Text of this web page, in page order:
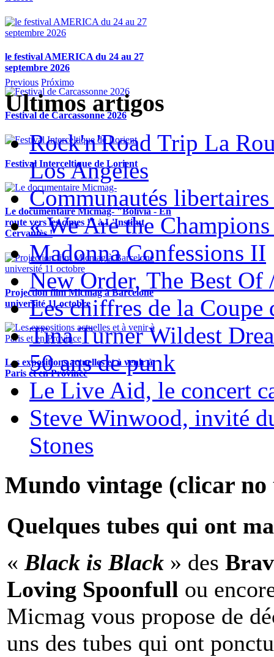
le festival AMERICA du 24 au 27
septembre 2026
Festival de Carcassonne 2026
Festival Interceltique de Lorient
Le documentaire Micmag- "Bolivia - En
route vers les cimes !" à L'Institut
Cervantès !
Projection film Micmag à Barcelone
université 11 octobre
Les expositions actuelles et à venir à
Paris et en Province
Previous Próximo
Ultimos artigos
Rock'n'Road Trip La
Los Angeles
Communautés libertaires
« We Are the
Madonna Confessions II
New Order, The Best Of
Les chiffres de la Coupe
Tina Turner Wildest
50 ans de punk
Le Live Aid, le concert
Steve Winwood, invité
Stones
Mundo vintage (clicar
Quelques tubes qui ont
« Black is Black » des
Loving Spoonfull ou
Micmag vous propose de
uns des tubes qui ont